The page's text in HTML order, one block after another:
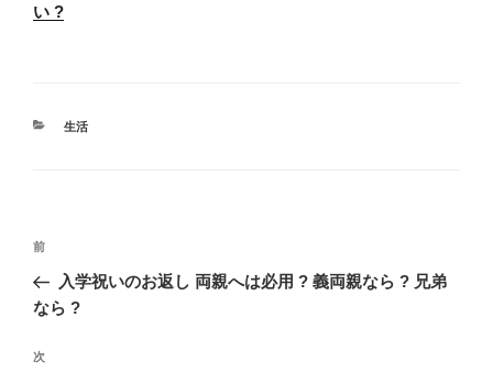
い ?
カ
生活
投
ナ
ゲ
過
去
の
稿
前
入学祝いのお返し 両親へは必用 ? 義両親なら ? 兄弟
なら ?
次
次